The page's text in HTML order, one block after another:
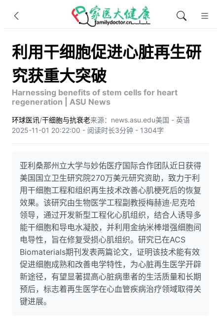
利用干细胞促进心脏再生研
究获重大突破
Harnessing benefits of stem cells for heart
regeneration | ASU News
环球医讯/干细胞与抗衰老来源：news.asu.edu美国 - 英语
2025-11-01 20:22:00 - 阅读时长3分钟 - 1304字
亚利桑那州立大学与妙佑医疗国际合作团队近日获得
美国国立卫生研究院270万美元研究资助，致力于利
用干细胞工程和组织再生技术改善心肌梗死后的恢复
效果。该研究由生物医学工程副教授梅赫迪·尼克哈
领导，通过开发新型工程化心肌组织，结合人诱导多
能干细胞和导电水凝胶，并利用金纳米棒增强细胞间
电导性，旨在修复受损心肌组织。研究已在ACS
Biomaterials期刊发表两篇论文，证明该技术能有效
促进细胞成熟和改善电学特性，为心脏再生医学开辟
新途径，有望显著提高心脏病患者的生活质量和长期
预后，标志着再生医学在心血管疾病治疗领域取得关
键进展。